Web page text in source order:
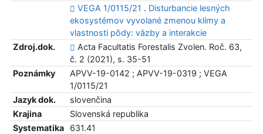
VEGA 1/0115/21 . Disturbancie lesných
ekosystémov vyvolané zmenou klímy a
vlastnosti pôdy: väzby a interakcie
Zdroj.dok.
Acta Facultatis Forestalis Zvolen. Roč. 63,
č. 2 (2021), s. 35-51
Poznámky
APVV-19-0142 ; APVV-19-0319 ; VEGA
1/0115/21
Jazyk dok.
slovenčina
Krajina
Slovenská republika
Systematika
631.41